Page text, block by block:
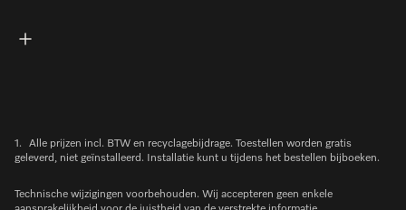
1.
Alle prijzen incl. BTW en recyclagebijdrage. Toestellen worden gratis
geleverd, niet geïnstalleerd. Installatie kunt u tijdens het bestellen bijboeken.
Technische wijzigingen voorbehouden. Wij accepteren geen enkele